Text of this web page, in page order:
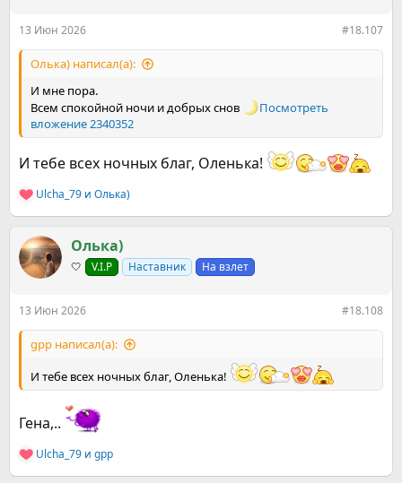
13 Июн 2026 #18.107
Олька) написал(а):
И мне пора.
Всем спокойной ночи и добрых снов
Посмотреть
вложение 2340352
И тебе всех ночных благ, Оленька!
Р
е
к
ц
и
Ulcha_79 и Олька)
Олька)
🤍 V.I.P Наставник На взлет
13 Июн 2026 #18.108
gpp написал(а):
И тебе всех ночных благ, Оленька!
Гена,..
Р
е
Ulcha_79 и gpp